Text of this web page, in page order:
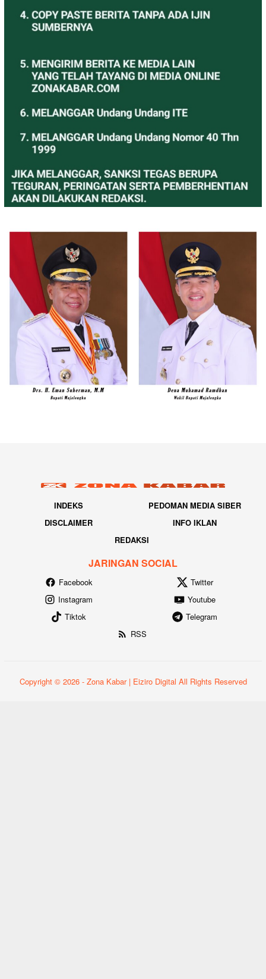
INDEKS
PEDOMAN MEDIA SIBER
DISCLAIMER
INFO IKLAN
REDAKSI
JARINGAN SOCIAL
Facebook
Twitter
Instagram
Youtube
Tiktok
Telegram
RSS
Copyright © 2026 - Zona Kabar | Eiziro Digital All Rights Reserved